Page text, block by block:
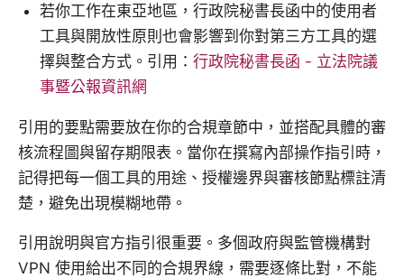
若你工作在東亞地區，行政院秘書長函中的使用者
工具與開放性原則也會影響到你對第三方工具的選
擇與整合方式。引用： 行政院秘書長函 - 立法院議
事暨公報資訊網
引用的要點需要放在你的合規章節中，並搭配具體的審
核流程圖與留存期限表。當你在撰寫內部操作指引時，
記得把每一個工具的用途、授權邊界與審核節點標註清
楚，避免出現模糊地帶。
引用說明與官方指引很重要。多個政府與監管機構對
VPN 使用給出不同的合規界線，需要逐條比對，不能